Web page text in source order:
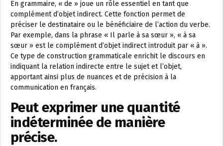
En grammaire, « de » joue un rôle essentiel en tant que
complément d’objet indirect. Cette fonction permet de
préciser le destinataire ou le bénéficiaire de l’action du verbe.
Par exemple, dans la phrase « Il parle à sa sœur », « à sa
sœur » est le complément d’objet indirect introduit par « à ».
Ce type de construction grammaticale enrichit le discours en
indiquant la relation indirecte entre le sujet et l’objet,
apportant ainsi plus de nuances et de précision à la
communication en français.
Peut exprimer une quantité
indéterminée de manière
précise.